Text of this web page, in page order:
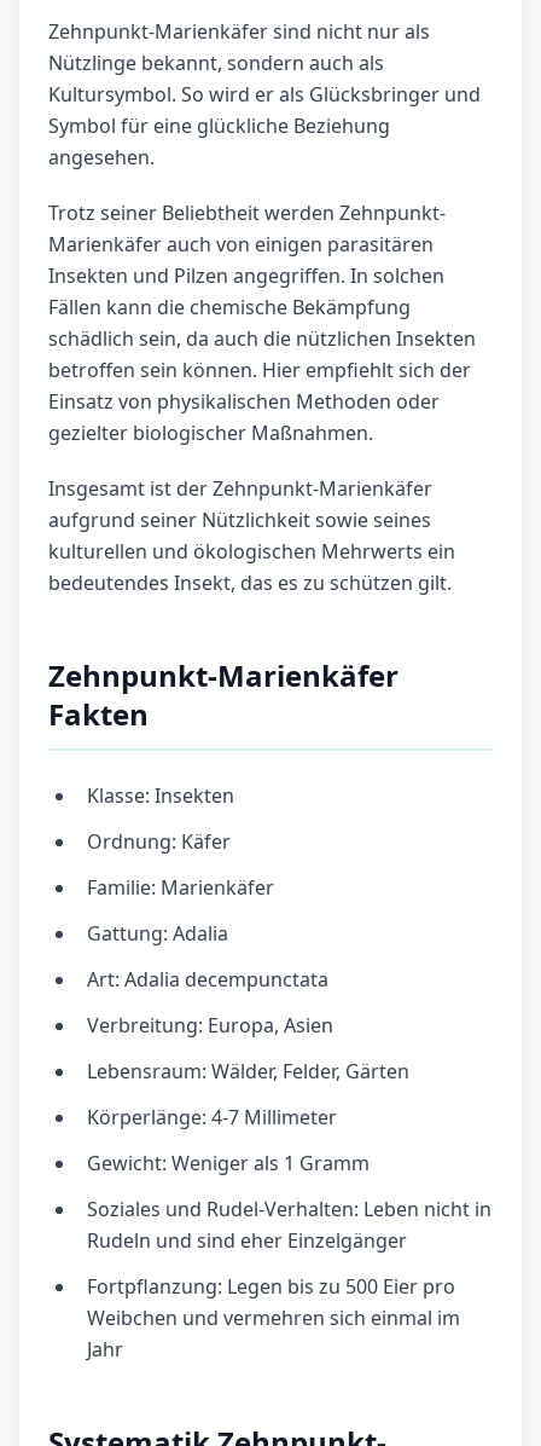
Zehnpunkt-Marienkäfer sind nicht nur als
Nützlinge bekannt, sondern auch als
Kultursymbol. So wird er als Glücksbringer und
Symbol für eine glückliche Beziehung
angesehen.
Trotz seiner Beliebtheit werden Zehnpunkt-
Marienkäfer auch von einigen parasitären
Insekten und Pilzen angegriffen. In solchen
Fällen kann die chemische Bekämpfung
schädlich sein, da auch die nützlichen Insekten
betroffen sein können. Hier empfiehlt sich der
Einsatz von physikalischen Methoden oder
gezielter biologischer Maßnahmen.
Insgesamt ist der Zehnpunkt-Marienkäfer
aufgrund seiner Nützlichkeit sowie seines
kulturellen und ökologischen Mehrwerts ein
bedeutendes Insekt, das es zu schützen gilt.
Zehnpunkt-Marienkäfer
Fakten
Klasse: Insekten
Ordnung: Käfer
Familie: Marienkäfer
Gattung: Adalia
Art: Adalia decempunctata
Verbreitung: Europa, Asien
Lebensraum: Wälder, Felder, Gärten
Körperlänge: 4-7 Millimeter
Gewicht: Weniger als 1 Gramm
Soziales und Rudel-Verhalten: Leben nicht in
Rudeln und sind eher Einzelgänger
Fortpflanzung: Legen bis zu 500 Eier pro
Weibchen und vermehren sich einmal im
Jahr